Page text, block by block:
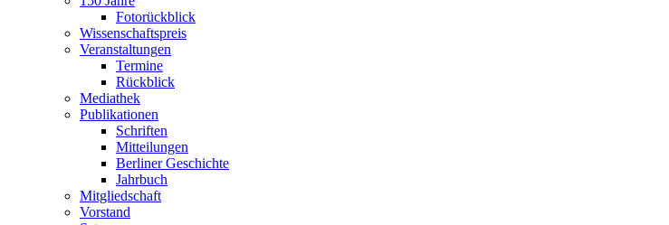
Fotorückblick
Wissenschaftspreis
Veranstaltungen
Termine
Rückblick
Mediathek
Publikationen
Schriften
Mitteilungen
Berliner Geschichte
Jahrbuch
Mitgliedschaft
Vorstand